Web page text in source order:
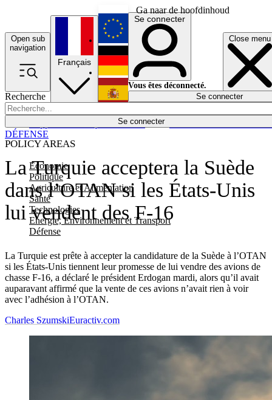
Ga naar de hoofdinhoud
Open sub
navigation
Close menu
Recherche
Se connecter
POLICY AREAS
Economie
Politique
Agriculture et Alimentation
Santé
Technologies
Energie, Environnement et Transport
Défense
Économie
Français
English
Deutsch
Español
Se connecter
Vous êtes déconnecté.
Se connecter
La Turquie acceptera la Suède
dans l’OTAN si les États-Unis
lui vendent des F-16
La Turquie est prête à accepter la candidature de la Suède à l’OTAN
si les États-Unis tiennent leur promesse de lui vendre des avions de
chasse F-16, a déclaré le président Erdogan mardi, alors qu’il avait
auparavant affirmé que la vente de ces avions n’avait rien à voir
avec l’adhésion à l’OTAN.
DÉFENSE
Charles SzumskiEuractiv.com